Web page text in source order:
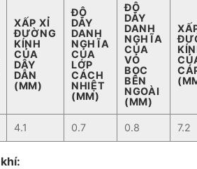
XẤP XỈ
ĐƯỜNG
KÍNH
CỦA
DÂY
DẪN
(MM)
ĐỘ
DÀY
DANH
NGHĨA
CỦA
LỚP
CÁCH
NHIỆT
(MM)
ĐỘ
DÀY
DANH
NGHĨA
CỦA
VỎ
BỌC
BÊN
NGOÀI
(MM)
4.1 0.7 0.8 7.2